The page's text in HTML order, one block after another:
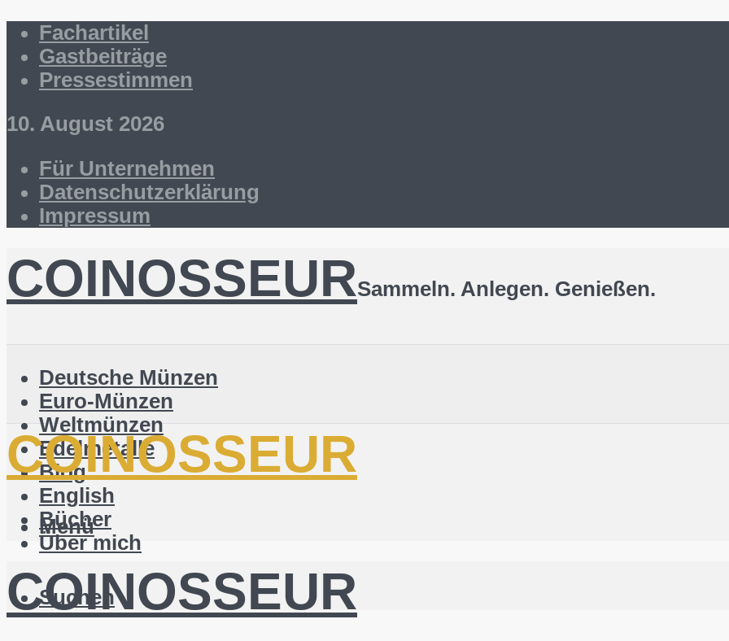
Fachartikel
Gastbeiträge
Pressestimmen
10. August 2026
Für Unternehmen
Datenschutzerklärung
Impressum
COINOSSEURSammeln. Anlegen. Genießen.
Deutsche Münzen
Euro-Münzen
Weltmünzen
Edelmetalle
Blog
English
Bücher
Über mich
Suchen
COINOSSEUR
Menü
COINOSSEUR